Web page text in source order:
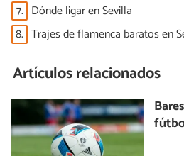
7. Dónde ligar en Sevilla
8. Trajes de flamenca baratos en
Artículos relacionados